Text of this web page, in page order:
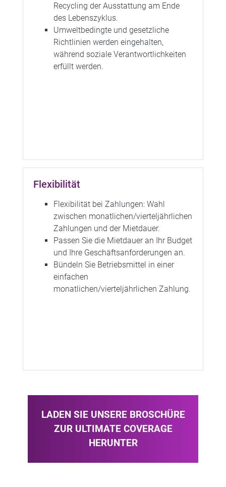
Recycling der Ausstattung am Ende
des Lebenszyklus.
Umweltbedingte und gesetzliche
Richtlinien werden eingehalten,
während soziale Verantwortlichkeiten
erfüllt werden.
Flexibilität
Flexibilität bei Zahlungen: Wahl
zwischen monatlichen/vierteljährlichen
Zahlungen und der Mietdauer.
Passen Sie die Mietdauer an Ihr Budget
und Ihre Geschäftsanforderungen an.
Bündeln Sie Betriebsmittel in einer
einfachen
monatlichen/vierteljährlichen Zahlung.
LADEN SIE UNSERE BROSCHÜRE
ZUR ULTIMATE COVERAGE
HERUNTER